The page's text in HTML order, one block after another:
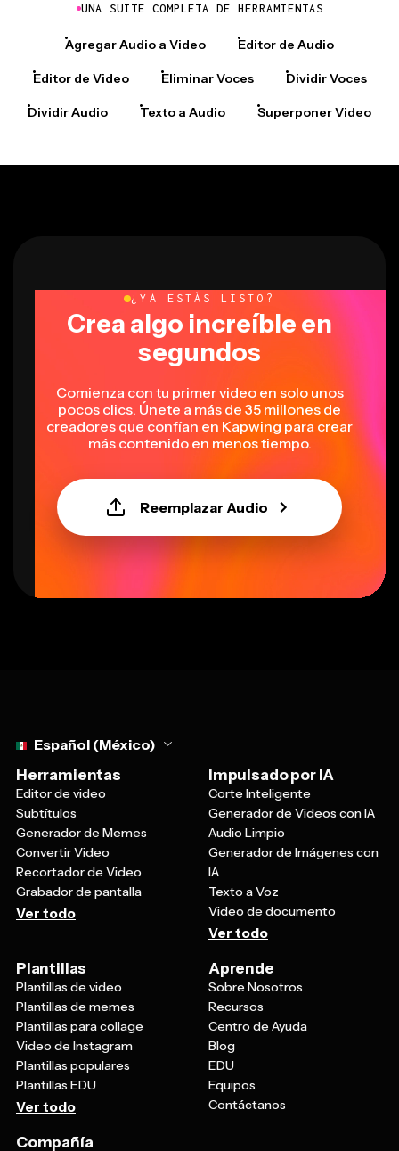
UNA SUITE COMPLETA DE HERRAMIENTAS
Agregar Audio a Video Editor de Audio
Editor de Video Eliminar Voces Dividir Voces
Dividir Audio Texto a Audio Superponer Video
¿YA ESTÁS LISTO?
Crea algo increíble en
segundos
Comienza con tu primer video en solo unos
pocos clics. Únete a más de 35 millones de
creadores que confían en Kapwing para crear
más contenido en menos tiempo.
Reemplazar Audio
Español (México)
Herramientas
Editor de video
Subtítulos
Generador de Memes
Convertir Video
Recortador de Video
Grabador de pantalla
Ver todo
Impulsado por IA
Corte Inteligente
Generador de Videos con IA
Audio Limpio
Generador de Imágenes con
IA
Texto a Voz
Video de documento
Ver todo
Plantillas
Plantillas de video
Plantillas de memes
Plantillas para collage
Video de Instagram
Plantillas populares
Plantillas EDU
Ver todo
Aprende
Sobre Nosotros
Recursos
Centro de Ayuda
Blog
EDU
Equipos
Contáctanos
Compañía